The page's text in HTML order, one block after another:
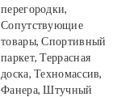
перегородки,
Сопутствующие
товары, Спортивный
паркет, Террасная
доска, Техномассив,
Фанера, Штучный